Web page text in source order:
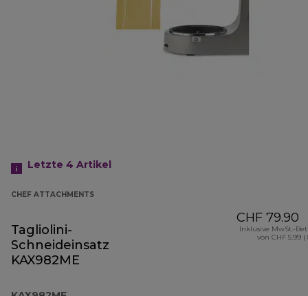
Letzte 4 Artikel
CHEF ATTACHMENTS
Tagliolini-
Schneideinsatz
KAX982ME
CHF 79.90
Inklusive MwSt.-
von CHF 5.99 (